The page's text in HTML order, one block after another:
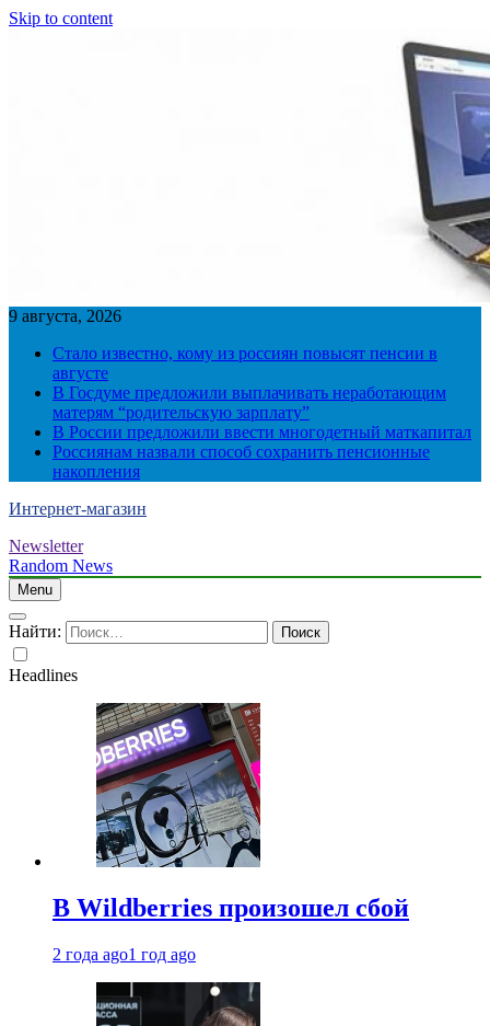
Skip to content
9 августа, 2026
Стало известно, кому из россиян повысят пенсии в
августе
В Госдуме предложили выплачивать неработающим
матерям “родительскую зарплату”
В России предложили ввести многодетный маткапитал
Россиянам назвали способ сохранить пенсионные
накопления
Интернет-магазин
Newsletter
Random News
Menu
Найти:
Headlines
В Wildberries произошел сбой
2 года ago1 год ago